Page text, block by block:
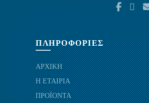
ΠΛΗΡΟΦΟΡΙΕΣ
ΑΡΧΙΚΗ
Η ΕΤΑΙΡΙΑ
ΠΡΟΪΟΝΤΑ